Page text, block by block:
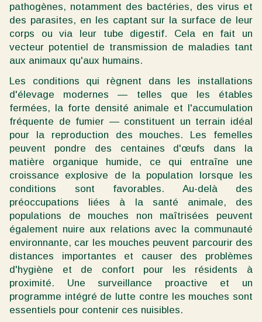
pathogènes, notamment des bactéries, des virus et
des parasites, en les captant sur la surface de leur
corps ou via leur tube digestif. Cela en fait un
vecteur potentiel de transmission de maladies tant
aux animaux qu'aux humains.
Les conditions qui règnent dans les installations
d'élevage modernes — telles que les étables
fermées, la forte densité animale et l'accumulation
fréquente de fumier — constituent un terrain idéal
pour la reproduction des mouches. Les femelles
peuvent pondre des centaines d'œufs dans la
matière organique humide, ce qui entraîne une
croissance explosive de la population lorsque les
conditions sont favorables. Au-delà des
préoccupations liées à la santé animale, des
populations de mouches non maîtrisées peuvent
également nuire aux relations avec la communauté
environnante, car les mouches peuvent parcourir des
distances importantes et causer des problèmes
d'hygiène et de confort pour les résidents à
proximité. Une surveillance proactive et un
programme intégré de lutte contre les mouches sont
essentiels pour contenir ces nuisibles.